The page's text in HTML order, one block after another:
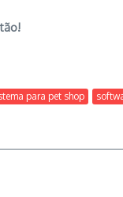
para pet shop